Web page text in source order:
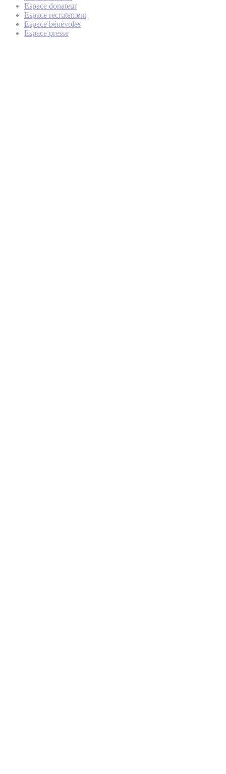
Espace donateur
Espace recrutement
Espace bénévoles
Espace presse